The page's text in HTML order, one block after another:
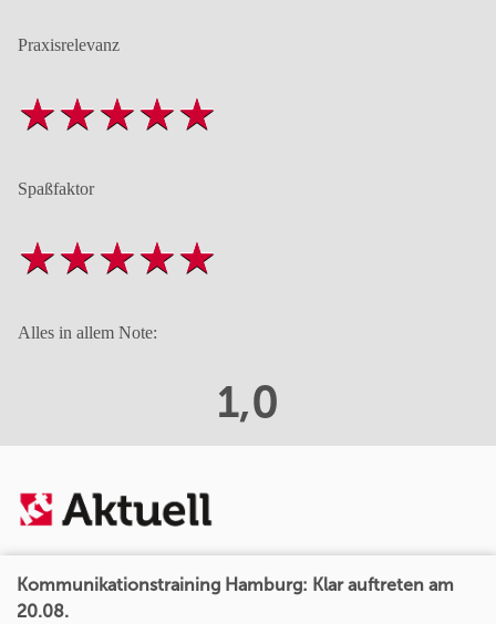
Praxisrelevanz
Spaßfaktor
Alles in allem Note:
1,0
Kommunikationstraining Hamburg: Klar auftreten am
20.08.